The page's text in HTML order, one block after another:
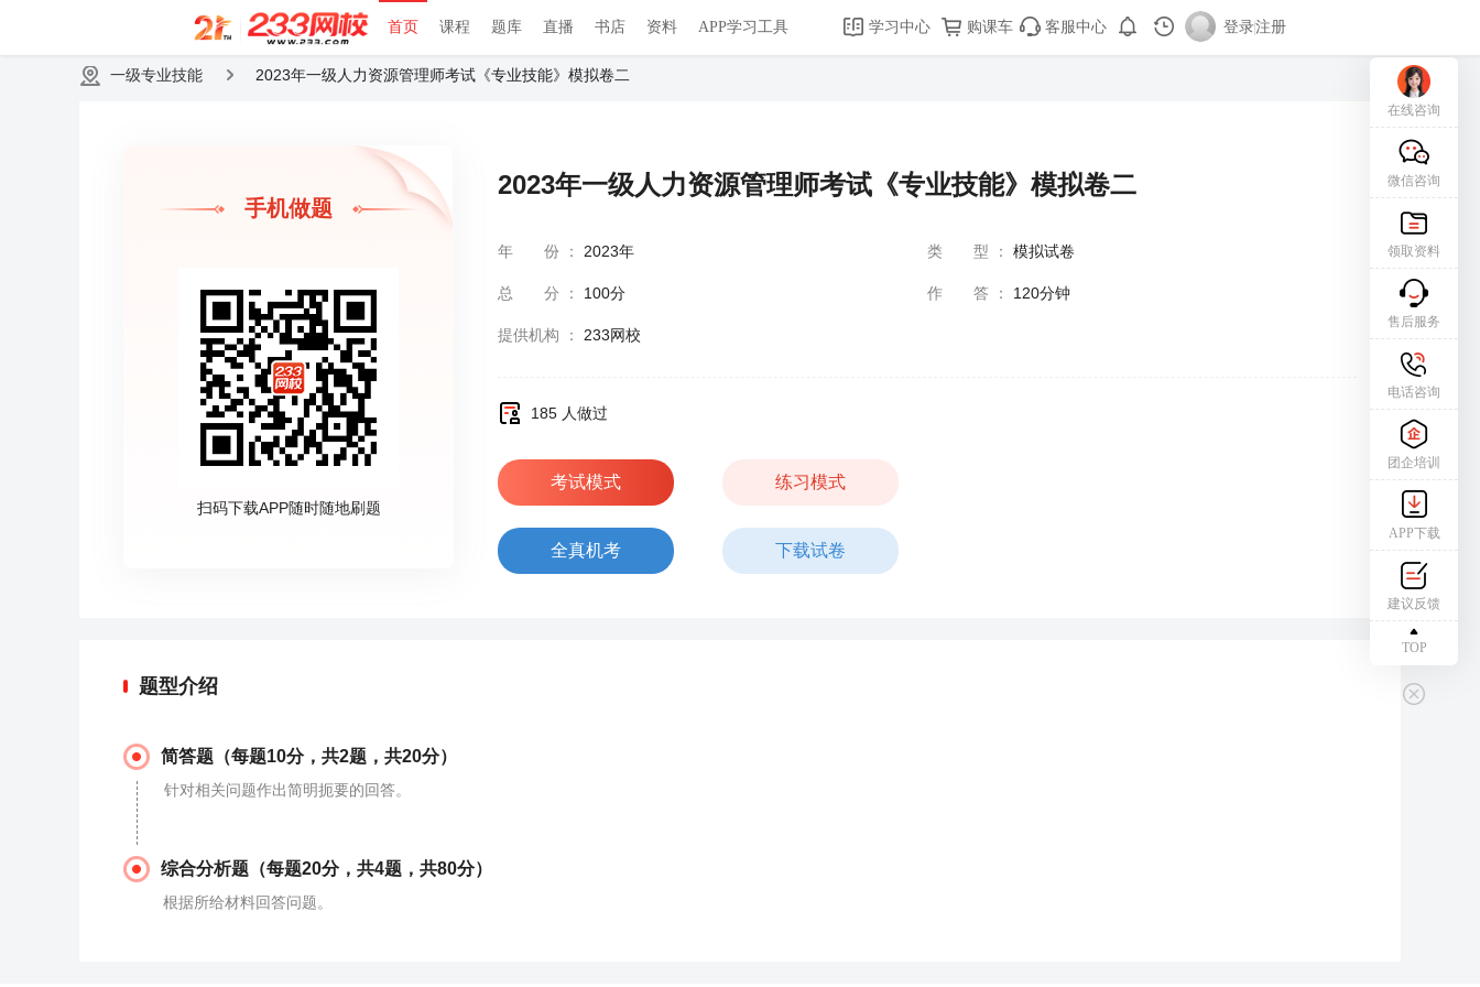
首页 课程 题库 直播 书店 资料 APP学习工具 学习中心 购课车 客服中心 登录|注册
一级专业技能 2023年一级人力资源管理师考试《专业技能》模拟卷二
手机做题
扫码下载APP随时随地刷题
2023年一级人力资源管理师考试《专业技能》模拟卷二
年份 ： 2023年 类型 ： 模拟试卷
总分 ： 100分 作答 ： 120分钟
提供机构 ： 233网校
185 人做过
考试模式 练习模式
全真机考 下载试卷
题型介绍
简答题（每题10分，共2题，共20分）
针对相关问题作出简明扼要的回答。
综合分析题（每题20分，共4题，共80分）
根据所给材料回答问题。
在线咨询
微信咨询
领取资料
售后服务
电话咨询
团企培训
APP下载
建议反馈
TOP